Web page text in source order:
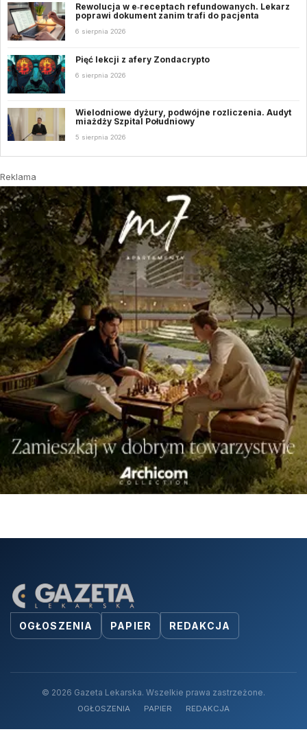
Rewolucja w e‑receptach refundowanych. Lekarz
poprawi dokument zanim trafi do pacjenta
6 sierpnia 2026
Pięć lekcji z afery Zondacrypto
6 sierpnia 2026
Wielodniowe dyżury, podwójne rozliczenia. Audyt
miażdży Szpital Południowy
5 sierpnia 2026
Reklama
OGŁOSZENIA PAPIER REDAKCJA
© 2026 Gazeta Lekarska. Wszelkie prawa zastrzeżone.
OGŁOSZENIA PAPIER REDAKCJA